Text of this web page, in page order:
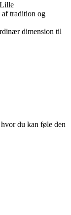
af tradition og
dimension til
du kan føle den